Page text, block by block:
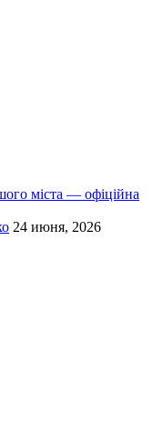
міста — офіційна
24 июня, 2026